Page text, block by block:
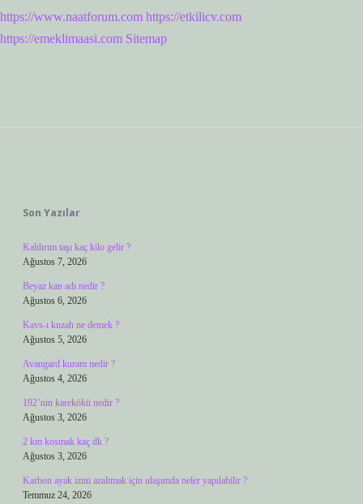
https://www.naatforum.com https://etkilicv.com
https://emeklimaasi.com Sitemap
Son Yazılar
Kaldırım taşı kaç kilo gelir ?
Ağustos 7, 2026
Beyaz kan adı nedir ?
Ağustos 6, 2026
Kavs-ı kuzah ne demek ?
Ağustos 5, 2026
Avangard kuram nedir ?
Ağustos 4, 2026
192’nin karekökü nedir ?
Ağustos 3, 2026
2 km kosmak kaç dk ?
Ağustos 3, 2026
Karbon ayak izini azaltmak için ulaşımda neler yapılabilir ?
Temmuz 24, 2026